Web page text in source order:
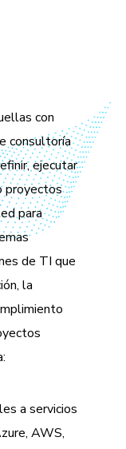
con
consultoría
ejecutar
proyectos
para
de TI que
la
a servicios
AWS,